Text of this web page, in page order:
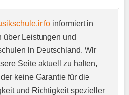
informiert in
über Leistungen und
in Deutschland. Wir
Seite aktuell zu halten,
keine Garantie für die
und Richtigkeit spezieller